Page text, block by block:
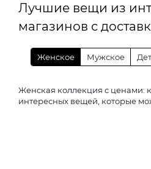
Лучшие вещи из
магазинов с
Женское Мужское
Женская коллекция с ценами: каталог самых
интересных вещей, которые